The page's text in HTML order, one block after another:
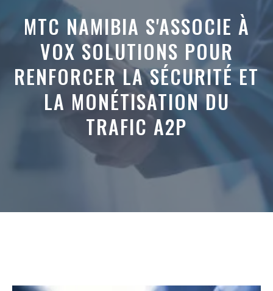
MTC NAMIBIA S'ASSOCIE À
VOX SOLUTIONS POUR
RENFORCER LA SÉCURITÉ ET
LA MONÉTISATION DU
TRAFIC A2P